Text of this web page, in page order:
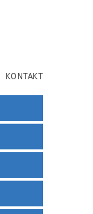
KONTAKT